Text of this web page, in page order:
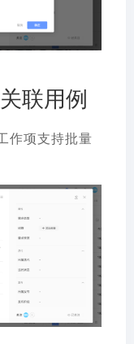
联用例
作项支持批量